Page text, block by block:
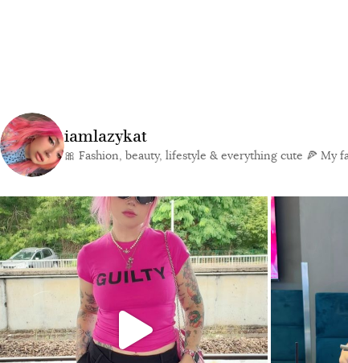
iamlazykat
🎀 Fashion, beauty, lifestyle & everything cute 🍕 My